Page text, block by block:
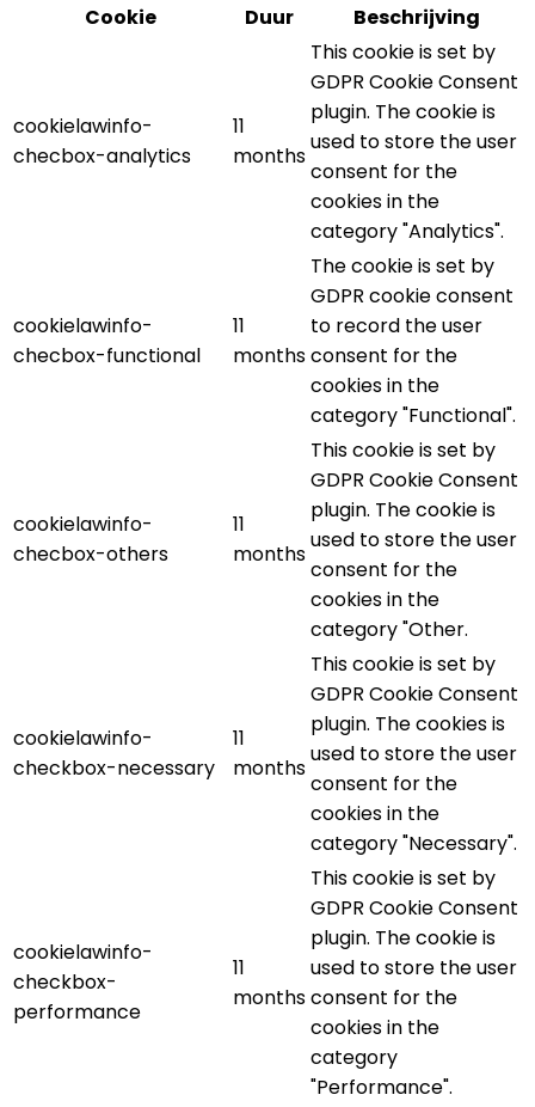
Cookie
Duur Beschrijving
cookielawinfo-
checbox-analytics
11
months
This cookie is set by
GDPR Cookie Consent
plugin. The cookie is
used to store the user
consent for the
cookies in the
category "Analytics".
cookielawinfo-
checbox-functional
11
months
The cookie is set by
GDPR cookie consent
to record the user
consent for the
cookies in the
category "Functional".
cookielawinfo-
checbox-others
11
months
This cookie is set by
GDPR Cookie Consent
plugin. The cookie is
used to store the user
consent for the
cookies in the
category "Other.
cookielawinfo-
checkbox-necessary
11
months
This cookie is set by
GDPR Cookie Consent
plugin. The cookies is
used to store the user
consent for the
cookies in the
category "Necessary".
cookielawinfo-
checkbox-
performance
11
months
This cookie is set by
GDPR Cookie Consent
plugin. The cookie is
used to store the user
consent for the
cookies in the
category
"Performance".